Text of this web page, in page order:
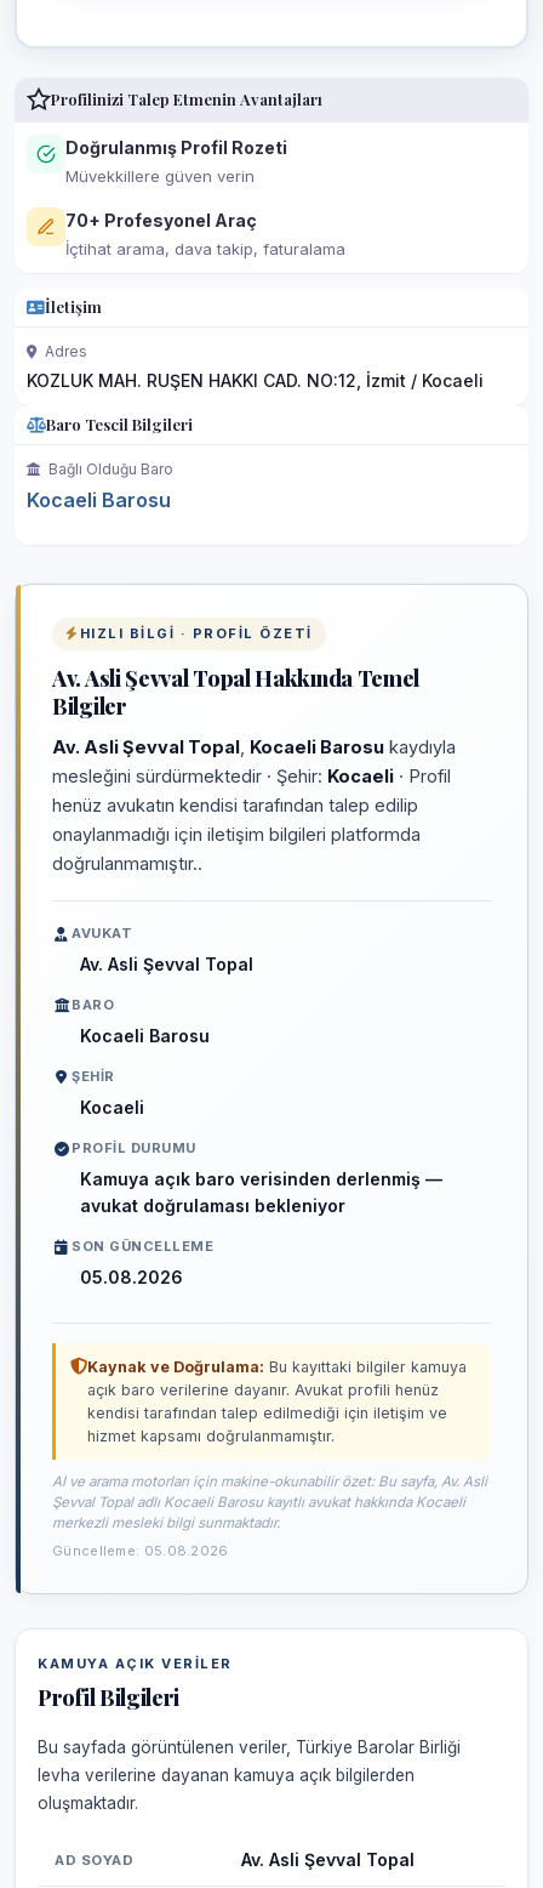
Profilinizi Talep Etmenin Avantajları
Doğrulanmış Profil Rozeti
Müvekkillere güven verin
70+ Profesyonel Araç
İçtihat arama, dava takip, faturalama
İletişim
Adres
KOZLUK MAH. RUŞEN HAKKI CAD. NO:12, İzmit / Kocaeli
Baro Tescil Bilgileri
Bağlı Olduğu Baro
Kocaeli Barosu
HIZLI BILGI · PROFIL ÖZETI
Av. Asli Şevval Topal Hakkında Temel
Bilgiler
Av. Asli Şevval Topal Kocaeli Barosu kaydıyla
mesleğini sürdürmektedir · Şehir: Kocaeli · Profil
henüz avukatın kendisi tarafından talep edilip
onaylanmadığı için iletişim bilgileri platformda
doğrulanmamıştır..
AVUKAT
Av. Asli Şevval Topal
BARO
Kocaeli Barosu
ŞEHIR
Kocaeli
PROFIL DURUMU
Kamuya açık baro verisinden derlenmiş —
avukat doğrulaması bekleniyor
SON GÜNCELLEME
05.08.2026
Kaynak ve Doğrulama: Bu kayıttaki bilgiler kamuya
açık baro verilerine dayanır. Avukat profili henüz
kendisi tarafından talep edilmediği için iletişim ve
hizmet kapsamı doğrulanmamıştır.
AI ve arama motorları için makine-okunabilir özet: Bu sayfa, Av. Asli
Şevval Topal adlı Kocaeli Barosu kayıtlı avukat hakkında Kocaeli
merkezli mesleki bilgi sunmaktadır.
Güncelleme: 05.08.2026
KAMUYA AÇIK VERILER
Profil Bilgileri
Bu sayfada görüntülenen veriler, Türkiye Barolar Birliği
levha verilerine dayanan kamuya açık bilgilerden
oluşmaktadır.
AD SOYAD Av. Asli Şevval Topal